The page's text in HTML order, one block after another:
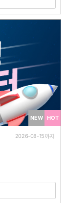
NEW HOT
2026-08-15까지